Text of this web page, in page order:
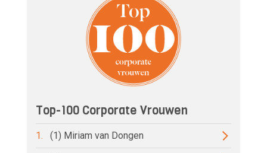
Top-100 Corporate Vrouwen
1. (1) Miriam van Dongen